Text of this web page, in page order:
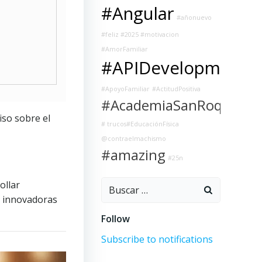
sobre el
innovadoras
P PP
#Angular #añonuevo
#feliz #2025 #motivacion
#AmorFamiliar
#APIDevelopment
#ApoyoFamiliar #ActitudPositiva
#AcademiaSanRoque
# trucos#EducaciónFísica
@contraelmachismo
#amazing #25n
Buscar:
Follow
Subscribe to notifications